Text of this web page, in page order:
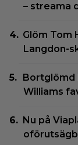
– streama
Glöm Tom
Langdon-
Bortglömd
Williams
Nu på